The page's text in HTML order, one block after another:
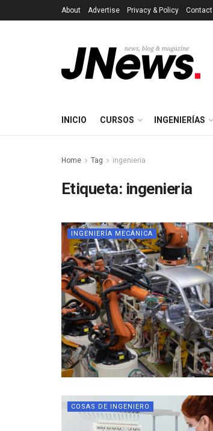
About Advertise Privacy & Policy Contact
INICIO CURSOS INGENIERÍAS
Home Tag ingenieria
Etiqueta: ingenieria
INGENIERÍA MECÁNICA
COSAS DE INGENIERO